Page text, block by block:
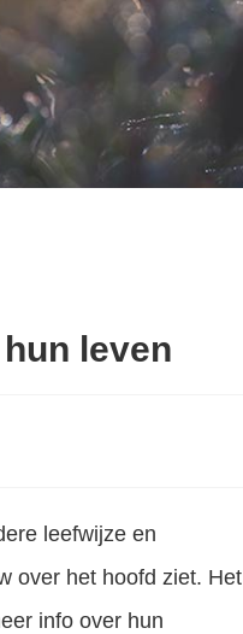
leven
leefwijze en
over het hoofd ziet. Het
info over hun